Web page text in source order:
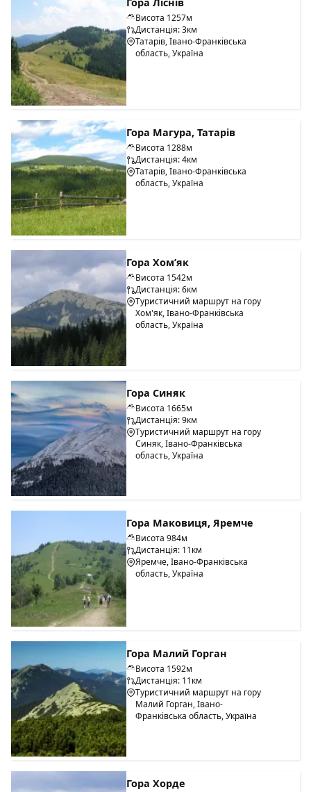
Висота 1257м
Дистанція: 3км
Татарів, Івано-Франківська
область, Україна
Гора Магура, Татарів
Висота 1288м
Дистанція: 4км
Татарів, Івано-Франківська
область, Україна
Гора Хом’як
Висота 1542м
Дистанція: 6км
Туристичний маршрут на гору
Хом'як, Івано-Франківська
область, Україна
Гора Синяк
Висота 1665м
Дистанція: 9км
Туристичний маршрут на гору
Синяк, Івано-Франківська
область, Україна
Гора Маковиця, Яремче
Висота 984м
Дистанція: 11км
Яремче, Івано-Франківська
область, Україна
Гора Малий Горган
Висота 1592м
Дистанція: 11км
Туристичний маршрут на гору
Малий Горган, Івано-
Франківська область, Україна
Гора Хорде